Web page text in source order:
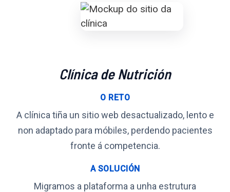
Clínica de Nutrición
O RETO
A clínica tiña un sitio web desactualizado, lento e
non adaptado para móbiles, perdendo pacientes
fronte á competencia.
A SOLUCIÓN
Migramos a plataforma a unha estrutura